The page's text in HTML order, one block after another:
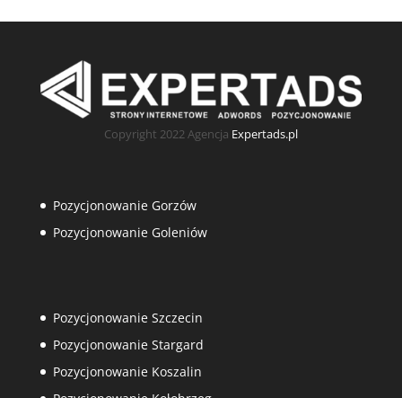
Copyright 2022 Agencja Expertads.pl
Pozycjonowanie Gorzów
Pozycjonowanie Goleniów
Pozycjonowanie Szczecin
Pozycjonowanie Stargard
Pozycjonowanie Koszalin